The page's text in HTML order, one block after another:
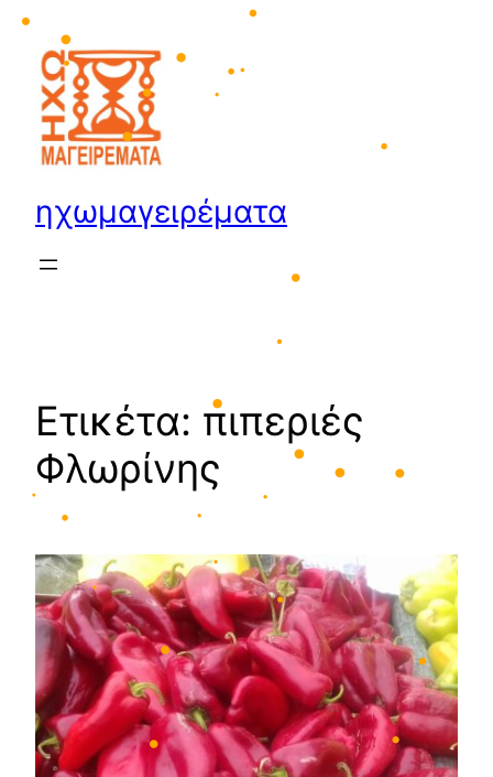
•
•
•
•
•
•
•
•
•
•
•
•
Μετάβαση
περιεχόμενο
ηχωμαγειρέματα
Ετικέτα: πιπεριές
Φλωρίνης